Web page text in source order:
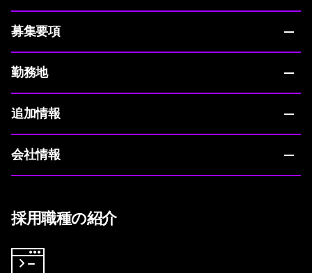
募集要項
勤務地
追加情報
会社情報
採用職種の紹介